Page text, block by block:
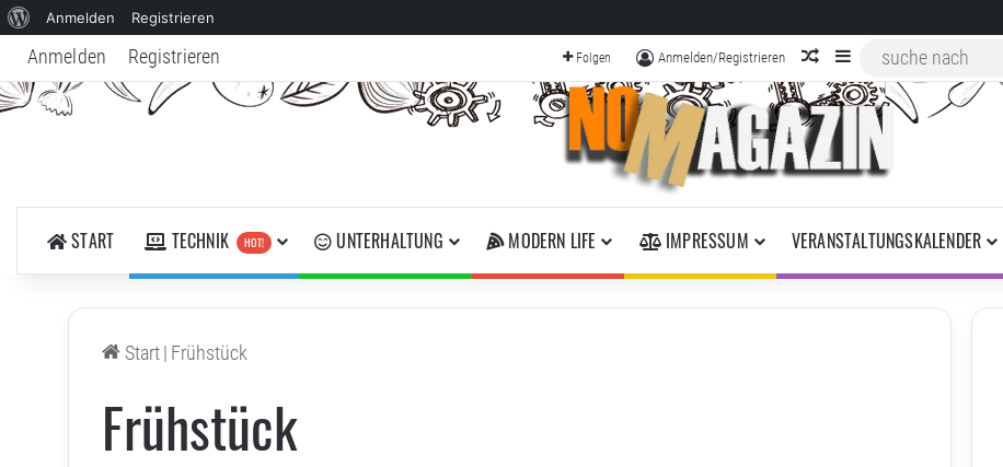
Über
WordPress
Anmelden Registrieren
Anmelden Registrieren Folgen Anmelden/Registrieren zufälliger Artikel
Sidebar
START TECHNIK HOT! UNTERHALTUNG MODERN LIFE IMPRESSUM VERANSTALTUNGSKALENDER
Start| Frühstück
Frühstück